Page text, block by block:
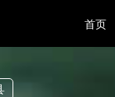
首页